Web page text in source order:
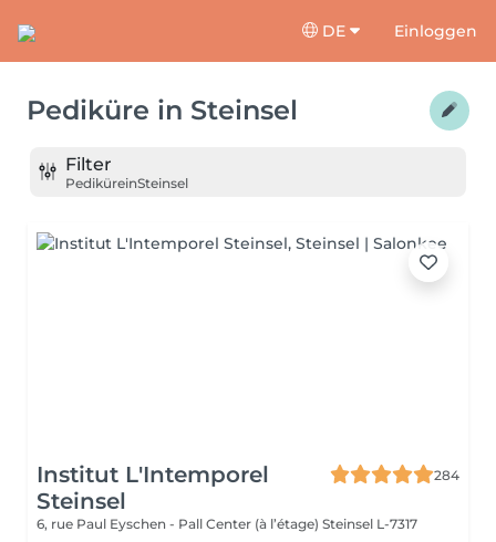
DE Einloggen
Pediküre in Steinsel
Filter
PediküreinSteinsel
Institut L'Intemporel
Steinsel
284
6, rue Paul Eyschen - Pall Center (à l’étage) Steinsel L-7317